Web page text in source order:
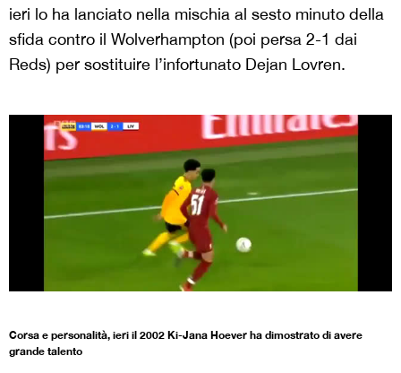
ieri lo ha lanciato nella mischia al sesto minuto della
sfida contro il Wolverhampton (poi persa 2-1 dai
Reds) per sostituire l’infortunato Dejan Lovren.
Corsa e personalità, ieri il 2002 Ki-Jana Hoever ha dimostrato di avere
grande talento